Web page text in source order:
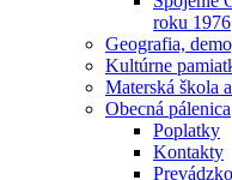
roku 1976
Geografia,
Kultúrne
Materská škola
Obecná pálenica
Poplatky
Kontakty